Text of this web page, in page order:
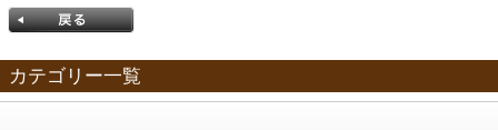
カテゴリー一覧